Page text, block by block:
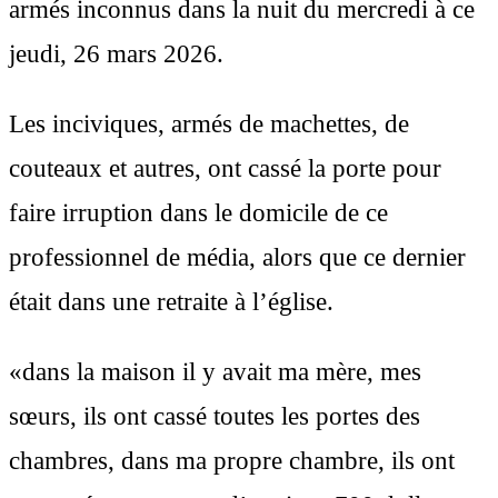
armés inconnus dans la nuit du mercredi à ce
jeudi, 26 mars 2026.
Les inciviques, armés de machettes, de
couteaux et autres, ont cassé la porte pour
faire irruption dans le domicile de ce
professionnel de média, alors que ce dernier
était dans une retraite à l’église.
«dans la maison il y avait ma mère, mes
sœurs, ils ont cassé toutes les portes des
chambres, dans ma propre chambre, ils ont